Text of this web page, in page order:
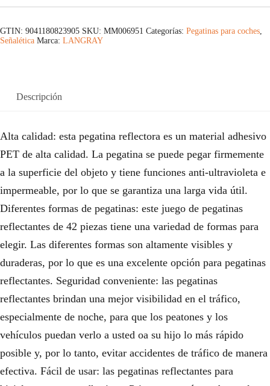
GTIN: 9041180823905 SKU: MM006951 Categorías: Pegatinas para coches,
Señalética Marca: LANGRAY
Descripción
Alta calidad: esta pegatina reflectora es un material adhesivo
PET de alta calidad. La pegatina se puede pegar firmemente
a la superficie del objeto y tiene funciones anti-ultravioleta e
impermeable, por lo que se garantiza una larga vida útil.
Diferentes formas de pegatinas: este juego de pegatinas
reflectantes de 42 piezas tiene una variedad de formas para
elegir. Las diferentes formas son altamente visibles y
duraderas, por lo que es una excelente opción para pegatinas
reflectantes. Seguridad conveniente: las pegatinas
reflectantes brindan una mejor visibilidad en el tráfico,
especialmente de noche, para que los peatones y los
vehículos puedan verlo a usted oa su hijo lo más rápido
posible y, por lo tanto, evitar accidentes de tráfico de manera
efectiva. Fácil de usar: las pegatinas reflectantes para